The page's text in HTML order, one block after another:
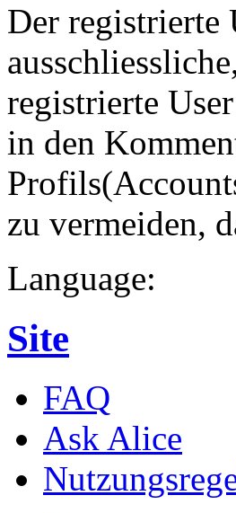
Der registrierte
registrierte
in den
zu vermeiden,
Language:
Site
FAQ
Ask Alice